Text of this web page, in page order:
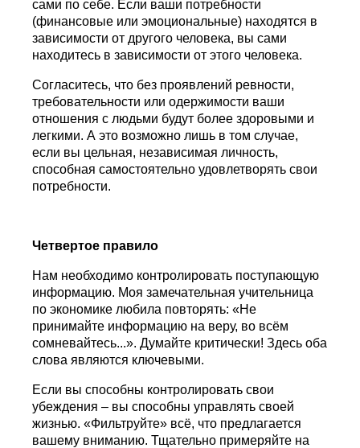
сами по себе. Если ваши потребности
(финансовые или эмоциональные) находятся в
зависимости от другого человека, вы сами
находитесь в зависимости от этого человека.
Согласитесь, что без проявлений ревности,
требовательности или одержимости ваши
отношения с людьми будут более здоровыми и
легкими. А это возможно лишь в том случае,
если вы цельная, независимая личность,
способная самостоятельно удовлетворять свои
потребности.
Четвертое правило
Нам необходимо контролировать поступающую
информацию. Моя замечательная учительница
по экономике любила повторять: «Не
принимайте информацию на веру, во всём
сомневайтесь...». Думайте критически! Здесь оба
слова являются ключевыми.
Если вы способны контролировать свои
убеждения – вы способны управлять своей
жизнью. «Фильтруйте» всё, что предлагается
вашему вниманию. Тщательно примеряйте на